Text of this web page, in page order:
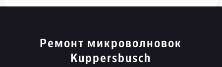
Ремонт микроволновок
Kuppersbusch